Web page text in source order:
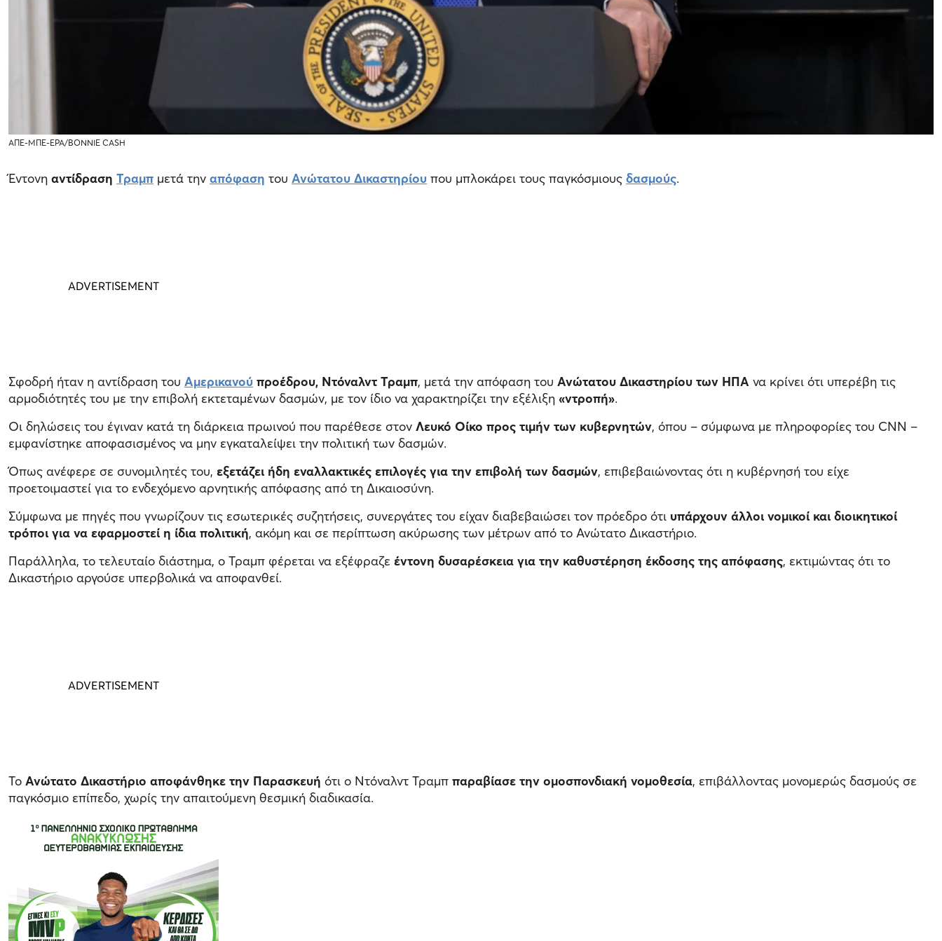
ΑΠΕ-ΜΠΕ-EPA/BONNIE CASH
Έντονη αντίδραση Τραμπ μετά την απόφαση του Ανώτατου Δικαστηρίου που μπλοκάρει τους παγκόσμιους δασμούς.
Σφοδρή ήταν η αντίδραση του Αμερικανού προέδρου, Ντόναλντ Τραμπ, μετά την απόφαση του Ανώτατου Δικαστηρίου των ΗΠΑ να κρίνει ότι υπερέβη τις
αρμοδιότητές του με την επιβολή εκτεταμένων δασμών, με τον ίδιο να χαρακτηρίζει την εξέλιξη «ντροπή».
Οι δηλώσεις του έγιναν κατά τη διάρκεια πρωινού που παρέθεσε στον Λευκό Οίκο προς τιμήν των κυβερνητών, όπου – σύμφωνα με πληροφορίες του CNN –
εμφανίστηκε αποφασισμένος να μην εγκαταλείψει την πολιτική των δασμών.
Όπως ανέφερε σε συνομιλητές του, εξετάζει ήδη εναλλακτικές επιλογές για την επιβολή των δασμών, επιβεβαιώνοντας ότι η κυβέρνησή του είχε
προετοιμαστεί για το ενδεχόμενο αρνητικής απόφασης από τη Δικαιοσύνη.
Σύμφωνα με πηγές που γνωρίζουν τις εσωτερικές συζητήσεις, συνεργάτες του είχαν διαβεβαιώσει τον πρόεδρο ότι υπάρχουν άλλοι νομικοί και διοικητικοί
τρόποι για να εφαρμοστεί η ίδια πολιτική, ακόμη και σε περίπτωση ακύρωσης των μέτρων από το Ανώτατο Δικαστήριο.
Παράλληλα, το τελευταίο διάστημα, ο Τραμπ φέρεται να εξέφραζε έντονη δυσαρέσκεια για την καθυστέρηση έκδοσης της απόφασης, εκτιμώντας ότι το
Δικαστήριο αργούσε υπερβολικά να αποφανθεί.
Το Ανώτατο Δικαστήριο αποφάνθηκε την Παρασκευή ότι ο Ντόναλντ Τραμπ παραβίασε την ομοσπονδιακή νομοθεσία, επιβάλλοντας μονομερώς δασμούς σε
παγκόσμιο επίπεδο, χωρίς την απαιτούμενη θεσμική διαδικασία.